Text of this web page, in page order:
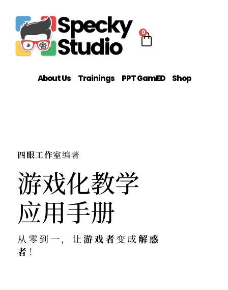
About Us Trainings PPT GamED Shop
0
四眼工作室编著
游戏化教学
应用手册
从零到一，让游戏者变成解惑
者 ！